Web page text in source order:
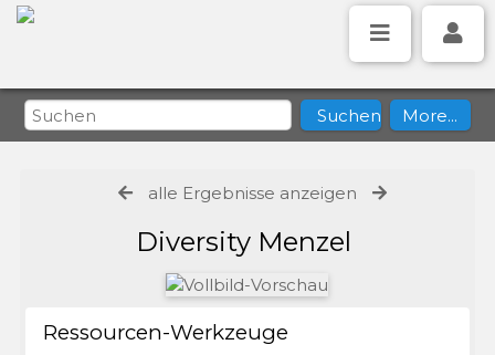
alle Ergebnisse anzeigen
Diversity Menzel
Ressourcen-Werkzeuge